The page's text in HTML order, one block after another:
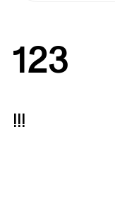
123
!!!